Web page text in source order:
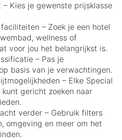
Kies je gewenste prijsklasse
– Zoek je een hotel
wellness of
voor jou het belangrijkst is.
– Pas je
basis van je verwachtingen.
– Elke Special
gericht zoeken naar
verder – Gebruik filters
omgeving en meer om het